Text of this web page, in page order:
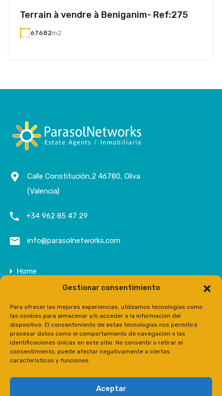
Gestionar consentimiento
Para ofrecer las mejores experiencias, utilizamos tecnologías como
las cookies para almacenar y/o acceder a la información del
dispositivo. El consentimiento de estas tecnologías nos permitirá
procesar datos como el comportamiento de navegación o las
identificaciones únicas en este sitio. No consentir o retirar el
consentimiento, puede afectar negativamente a ciertas
características y funciones.
Aceptar
Terrain à vendre à Beniganim- Ref:275
67682m2
Calle Constitución,2 46780, Oliva
(Valencia)
+34 962 85 47 29
info@parasolnetworks.com
Home
Domaine
Contact
Prensa